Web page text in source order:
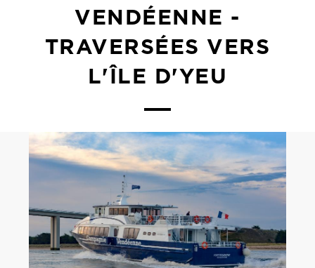
VENDÉENNE -
TRAVERSÉES VERS
L'ÎLE D'YEU